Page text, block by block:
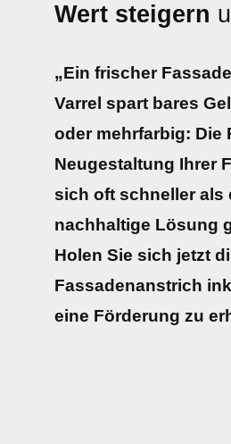
Wert steigern
„Ein frischer
Varrel spart bares
oder mehrfarbig: Die
Neugestaltung Ihrer
sich oft schneller als
nachhaltige Lösung
Holen Sie sich jetzt
Fassadenanstrich
eine Förderung zu